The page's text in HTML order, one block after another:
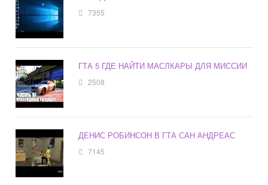
7355
ГТА 5 ГДЕ НАЙТИ МАСЛКАРЫ ДЛЯ МИССИИ
2508
ДЕНИС РОБИНСОН В ГТА САН АНДРЕАС
7145